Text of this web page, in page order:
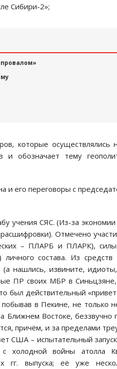
Сибири-2»;
которые осуществлялись
обозначает тему
и его переговоры с
учения СЯС. (Из-за
Отмечено
– ПЛАРБ и ПЛАРК),
состава. Из средств
нашлись, извините,
ПР своих МБР в
был действительный
в Пекине, не только
Ближнем Востоке, беззвучно
причём, и за пределами
США – испытательный
с холодной войны атолла
гг. выпуска; её уже